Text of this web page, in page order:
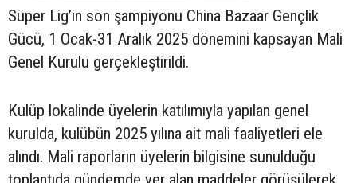
Süper Lig’in son şampiyonu China Bazaar Gençlik
Gücü, 1 Ocak-31 Aralık 2025 dönemini kapsayan Mali
Genel Kurulu gerçekleştirildi.
Kulüp lokalinde üyelerin katılımıyla yapılan genel
kurulda, kulübün 2025 yılına ait mali faaliyetleri ele
alındı. Mali raporların üyelerin bilgisine sunulduğu